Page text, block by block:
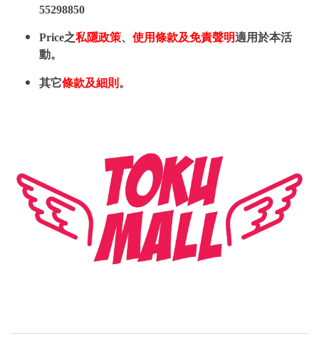
55298850
Price之私隱政策、 使用條款及免責聲明適用於本活
動。
其它條款及細則 。